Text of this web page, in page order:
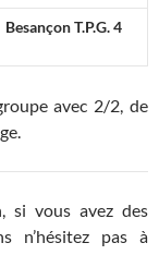
Besançon T.P.G. 4
avec 2/2, de
si vous avez des
n’hésitez pas à